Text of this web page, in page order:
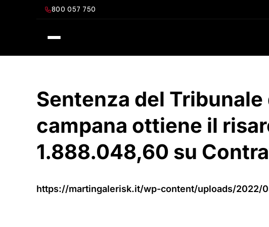
800 057 750
Sentenza del
campana ottiene il
1.888.048,60 su
https://martingalerisk.it/wp-content/uploads/2022/